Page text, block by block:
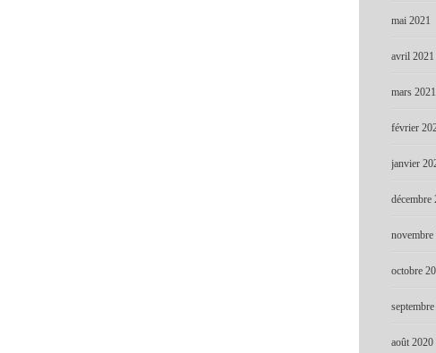
mai 2021
avril 2021
mars 2021
février
janvier
décembre
novembre
octobre
août 2020